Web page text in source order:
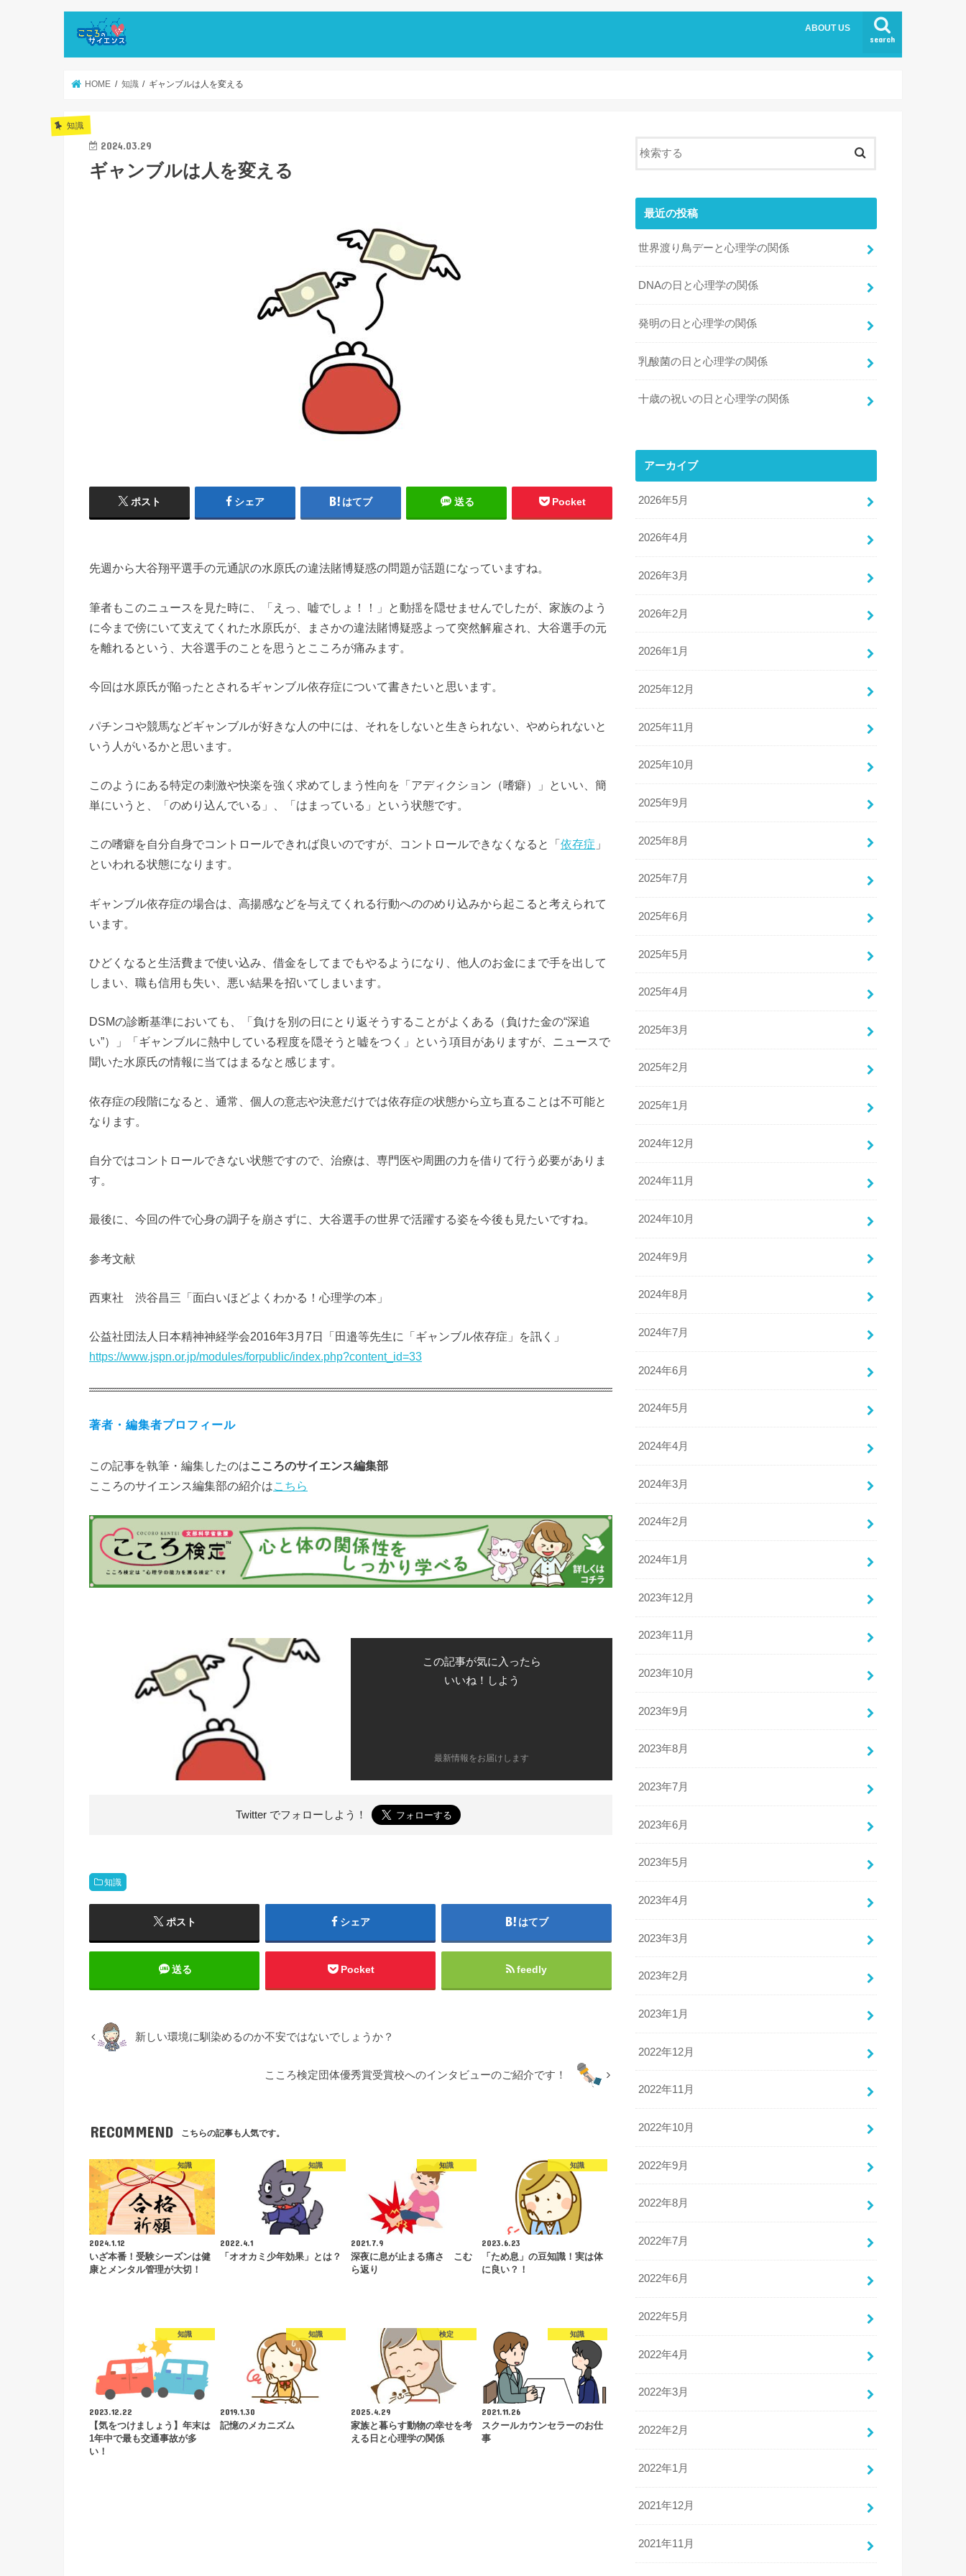
search
ABOUT US
HOME 知識 ギャンブルは人を変える
知識
2024.03.29
ギャンブルは人を変える
ポスト シェア はてブ 送る Pocket
先週から大谷翔平選手の元通訳の水原氏の違法賭博疑惑の問題が話題になっていますね。
筆者もこのニュースを見た時に、「えっ、嘘でしょ！！」と動揺を隠せませんでしたが、家族のよう
に今まで傍にいて支えてくれた水原氏が、まさかの違法賭博疑惑よって突然解雇され、大谷選手の元
を離れるという、大谷選手のことを思うとこころが痛みます。
今回は水原氏が陥ったとされるギャンブル依存症について書きたいと思います。
パチンコや競馬などギャンブルが好きな人の中には、それをしないと生きられない、やめられないと
いう人がいるかと思います。
このようにある特定の刺激や快楽を強く求めてしまう性向を「アディクション（嗜癖）」といい、簡
単にいうと、「のめり込んでいる」、「はまっている」という状態です。
この嗜癖を自分自身でコントロールできれば良いのですが、コントロールできなくなると「依存症 」
といわれる状態になります。
ギャンブル依存症の場合は、高揚感などを与えてくれる行動へののめり込みから起こると考えられて
います。
ひどくなると生活費まで使い込み、借金をしてまでもやるようになり、他人のお金にまで手を出して
しまい、職も信用も失い、悪い結果を招いてしまいます。
DSMの診断基準においても、「負けを別の日にとり返そうすることがよくある（負けた金の“深追
い”）」「ギャンブルに熱中している程度を隠そうと嘘をつく」という項目がありますが、ニュースで
聞いた水原氏の情報に当てはまるなと感じます。
依存症の段階になると、通常、個人の意志や決意だけでは依存症の状態から立ち直ることは不可能と
なります。
自分ではコントロールできない状態ですので、治療は、専門医や周囲の力を借りて行う必要がありま
す。
最後に、今回の件で心身の調子を崩さずに、大谷選手の世界で活躍する姿を今後も見たいですね。
参考文献
西東社 渋谷昌三「面白いほどよくわかる！心理学の本」
公益社団法人日本精神神経学会2016年3月7日「田邉等先生に「ギャンブル依存症」を訊く」
https://www.jspn.or.jp/modules/forpublic/index.php?content_id=33
著者・編集者プロフィール
この記事を執筆・編集したのはこころのサイエンス編集部
こころのサイエンス編集部の紹介はこちら
この記事が気に入ったら
いいね！しよう
最新情報をお届けします
Twitter でフォローしよう！
知識
ポスト シェア はてブ
送る Pocket feedly
新しい環境に馴染めるのか不安ではないでしょうか？
こころ検定団体優秀賞受賞校へのインタビューのご紹介です！
RECOMMEND こちらの記事も人気です。
知識
2024.1.12
いざ本番！受験シーズンは健
康とメンタル管理が大切！
知識
2022.4.1
「オオカミ少年効果」とは？
知識
2021.7.9
深夜に息が止まる痛さ こむ
ら返り
知識
2023.6.23
「ため息」の豆知識！実は体
に良い？！
知識
2023.12.22
【気をつけましょう】年末は
1年中で最も交通事故が多
い！
知識
2019.1.30
記憶のメカニズム
検定
2025.4.29
家族と暮らす動物の幸せを考
える日と心理学の関係
知識
2021.11.26
スクールカウンセラーのお仕
事
最近の投稿
世界渡り鳥デーと心理学の関係
DNAの日と心理学の関係
発明の日と心理学の関係
乳酸菌の日と心理学の関係
十歳の祝いの日と心理学の関係
アーカイブ
2026年5月
2026年4月
2026年3月
2026年2月
2026年1月
2025年12月
2025年11月
2025年10月
2025年9月
2025年8月
2025年7月
2025年6月
2025年5月
2025年4月
2025年3月
2025年2月
2025年1月
2024年12月
2024年11月
2024年10月
2024年9月
2024年8月
2024年7月
2024年6月
2024年5月
2024年4月
2024年3月
2024年2月
2024年1月
2023年12月
2023年11月
2023年10月
2023年9月
2023年8月
2023年7月
2023年6月
2023年5月
2023年4月
2023年3月
2023年2月
2023年1月
2022年12月
2022年11月
2022年10月
2022年9月
2022年8月
2022年7月
2022年6月
2022年5月
2022年4月
2022年3月
2022年2月
2022年1月
2021年12月
2021年11月